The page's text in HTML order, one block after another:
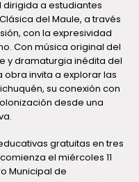
a estudiantes
del Maule, a través
con la expresividad
Con música original del
y dramaturgia inédita del
invita a explorar las
su conexión con
desde una
gratuitas en tres
el miércoles 11
Municipal de